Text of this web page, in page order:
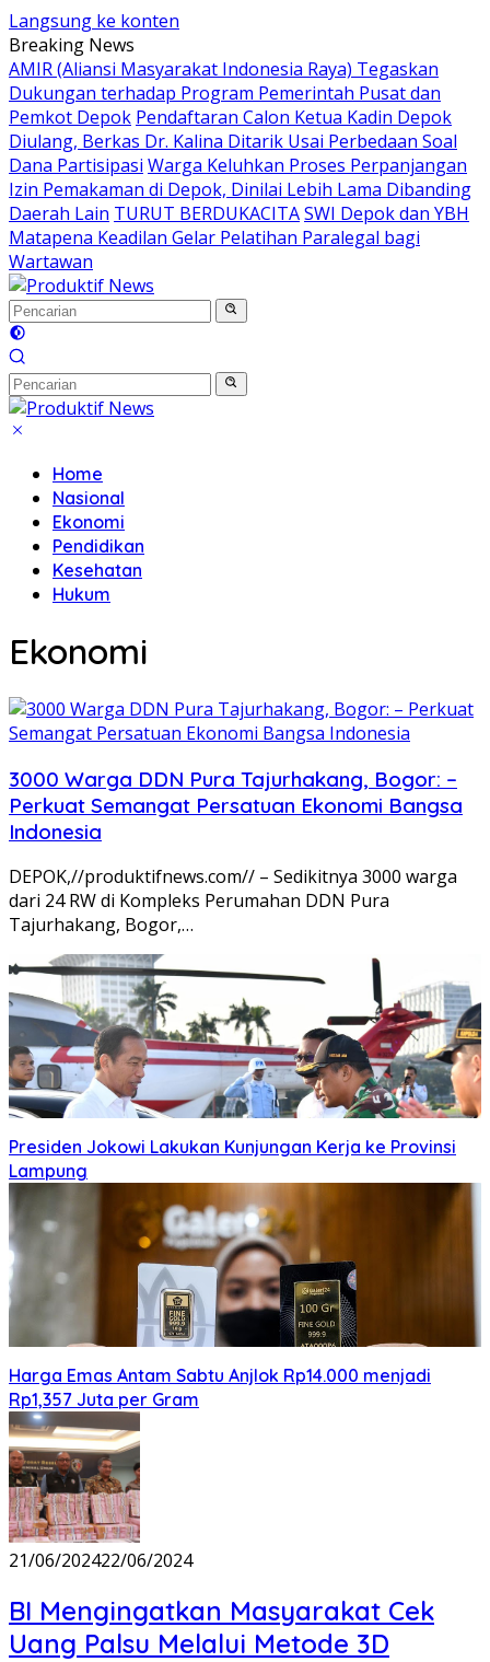
Langsung ke konten
Breaking News
AMIR (Aliansi Masyarakat Indonesia Raya) Tegaskan
Dukungan terhadap Program Pemerintah Pusat dan
Pemkot Depok Pendaftaran Calon Ketua Kadin Depok
Diulang, Berkas Dr. Kalina Ditarik Usai Perbedaan Soal
Dana Partisipasi Warga Keluhkan Proses Perpanjangan
Izin Pemakaman di Depok, Dinilai Lebih Lama Dibanding
Daerah Lain TURUT BERDUKACITASWI Depok dan YBH
Matapena Keadilan Gelar Pelatihan Paralegal bagi
Wartawan
Home
Nasional
Ekonomi
Pendidikan
Kesehatan
Hukum
Ekonomi
3000 Warga DDN Pura Tajurhakang, Bogor: –
Perkuat Semangat Persatuan Ekonomi Bangsa
Indonesia
DEPOK,//produktifnews.com// – Sedikitnya 3000 warga
dari 24 RW di Kompleks Perumahan DDN Pura
Tajurhakang, Bogor,…
Presiden Jokowi Lakukan Kunjungan Kerja ke Provinsi
Lampung
Harga Emas Antam Sabtu Anjlok Rp14.000 menjadi
Rp1,357 Juta per Gram
21/06/202422/06/2024
BI Mengingatkan Masyarakat Cek
Uang Palsu Melalui Metode 3D